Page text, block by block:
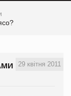
29 квітня 2011